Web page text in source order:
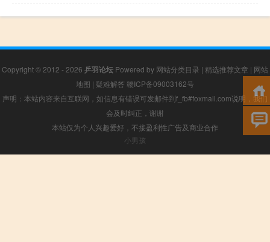
Copyright © 2012 - 2026 乒羽论坛 Powered by 网站分类目录 | 精选推荐文章 | 网站
地图 | 疑难解答 赣ICP备09003162号
声明：本站内容来自互联网，如信息有错误可发邮件到f_fb#foxmail.com说明，我们
会及时纠正，谢谢
本站仅为个人兴趣爱好，不接盈利性广告及商业合作
小男孩